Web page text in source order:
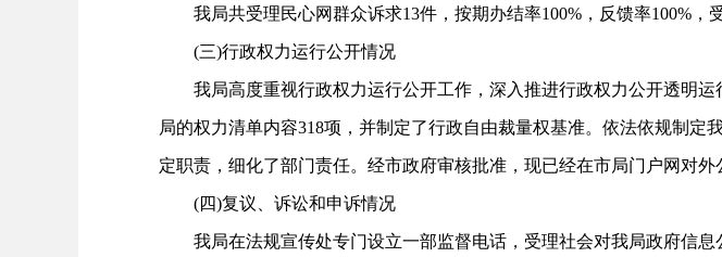
我局共受理民心网群众诉求13件，按期办结率100%，反馈率100%，
(三)行政权力运行公开情况
我局高度重视行政权力运行公开工作，深入推进行政权力公开透明运
局的权力清单内容318项，并制定了行政自由裁量权基准。依法依规制
定职责，细化了部门责任。经市政府审核批准，现已经在市局门户网对外
(四)复议、诉讼和申诉情况
我局在法规宣传处专门设立一部监督电话，受理社会对我局政府信息